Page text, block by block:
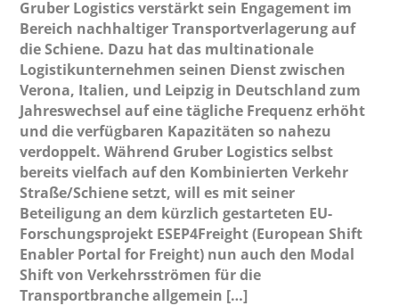
Gruber Logistics verstärkt sein Engagement im
Bereich nachhaltiger Transportverlagerung auf
die Schiene. Dazu hat das multinationale
Logistikunternehmen seinen Dienst zwischen
Verona, Italien, und Leipzig in Deutschland zum
Jahreswechsel auf eine tägliche Frequenz erhöht
und die verfügbaren Kapazitäten so nahezu
verdoppelt. Während Gruber Logistics selbst
bereits vielfach auf den Kombinierten Verkehr
Straße/Schiene setzt, will es mit seiner
Beteiligung an dem kürzlich gestarteten EU-
Forschungsprojekt ESEP4Freight (European Shift
Enabler Portal for Freight) nun auch den Modal
Shift von Verkehrsströmen für die
Transportbranche allgemein […]